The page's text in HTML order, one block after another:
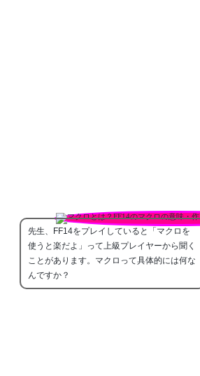
先生、FF14をプレイしていると「マクロを
使うと楽だよ」って上級プレイヤーから聞く
ことがあります。マクロって具体的には何な
んですか？